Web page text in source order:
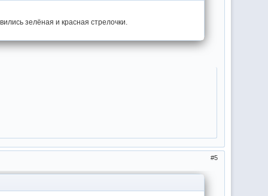
зелёная и красная стрелочки.
5